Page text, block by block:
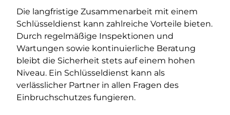
Die langfristige Zusammenarbeit mit einem
Schlüsseldienst kann zahlreiche Vorteile bieten.
Durch regelmäßige Inspektionen und
Wartungen sowie kontinuierliche Beratung
bleibt die Sicherheit stets auf einem hohen
Niveau. Ein Schlüsseldienst kann als
verlässlicher Partner in allen Fragen des
Einbruchschutzes fungieren.